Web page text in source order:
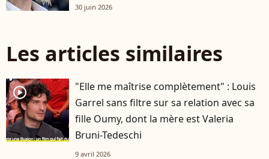
30 juin 2026
Les articles similaires
player2
"Elle me maîtrise complètement" : Louis
Garrel sans filtre sur sa relation avec sa
fille Oumy, dont la mère est Valeria
Bruni-Tedeschi
9 avril 2026